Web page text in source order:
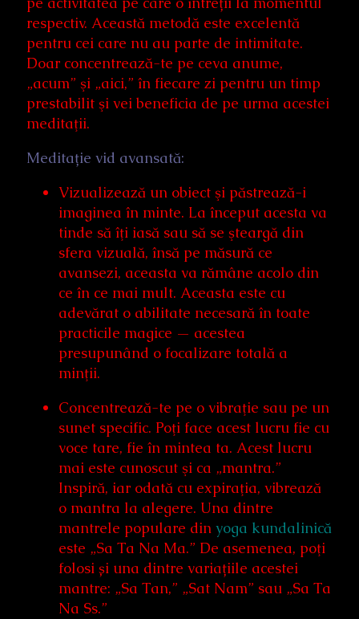
respectiv. Această metodă este excelentă
pentru cei care nu au parte de intimitate.
Doar concentrează-te pe ceva anume,
„acum” şi „aici,” în fiecare zi pentru un timp
prestabilit şi vei beneficia de pe urma acestei
meditaţii.
Meditație vid avansată:
Vizualizează un obiect şi păstrează-i
imaginea în minte. La început acesta va
tinde să îţi iasă sau să se şteargă din
sfera vizuală, însă pe măsură ce
avansezi, aceasta va rămâne acolo din
ce în ce mai mult. Aceasta este cu
adevărat o abilitate necesară în toate
practicile magice — acestea
presupunând o focalizare totală a
minţii.
Concentrează-te pe o vibraţie sau pe un
sunet specific. Poţi face acest lucru fie cu
voce tare, fie în mintea ta. Acest lucru
mai este cunoscut şi ca „mantra.”
Inspiră, iar odată cu expiraţia, vibrează
o mantra la alegere. Una dintre
mantrele populare din yoga kundalinică
este „Sa Ta Na Ma.” De asemenea, poţi
folosi și una dintre variațiile acestei
mantre: „Sa Tan,” „Sat Nam” sau „Sa Ta
Na Ss.”